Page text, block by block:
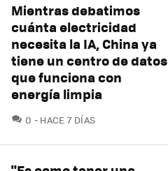
Mientras debatimos
cuánta electricidad
necesita la IA, China ya
tiene un centro de datos
que funciona con
energía limpia
0 COMENTARIOS
HACE 7 DÍAS